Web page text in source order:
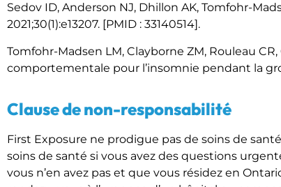
Sedov ID, Anderson NJ, Dhillon AK, Tomfohr-
2021;30(1):e13207. [PMID : 33140514].
Tomfohr-Madsen LM, Clayborne ZM, Rouleau
comportementale pour l’insomnie pendant la
Clause de non-responsabilité
First Exposure ne prodigue pas de soins de
soins de santé si vous avez des questions
vous n’en avez pas et que vous résidez en